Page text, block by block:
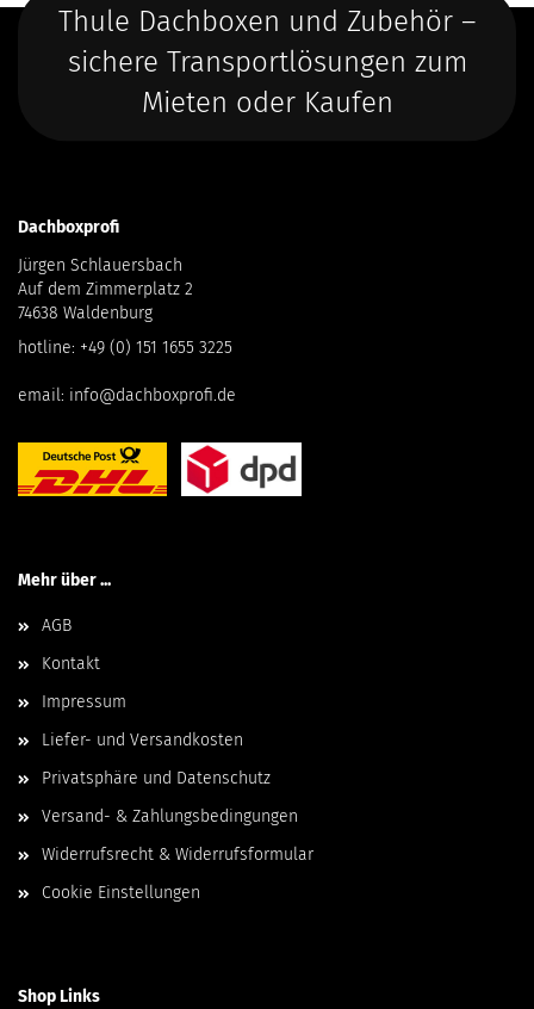
Thule Dachboxen und Zubehör –
sichere Transportlösungen zum
Mieten oder Kaufen
Dachboxprofi
Jürgen Schlauersbach
Auf dem Zimmerplatz 2
74638 Waldenburg
hotline: +49 (0) 151 1655 3225
email: info@dachboxprofi.de
Mehr über ...
AGB
Kontakt
Impressum
Liefer- und Versandkosten
Privatsphäre und Datenschutz
Versand- & Zahlungsbedingungen
Widerrufsrecht & Widerrufsformular
Cookie Einstellungen
Shop Links